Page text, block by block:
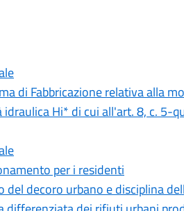
di Fabbricazione relativa alla
Hi* di cui all'art. 8, c. 5-
per i residenti
decoro urbano e disciplina